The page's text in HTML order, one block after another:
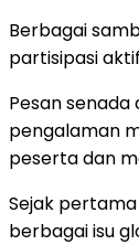
Berbagai
partisipasi
Pesan
pengalaman
peserta dan
Sejak
berbagai isu